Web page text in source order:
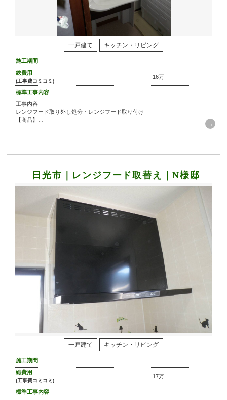
一戸建て キッチン・リビング
施工期間
総費用
(工事費コミコミ)
16万
標準工事内容
工事内容
レンジフード取り外し処分・レンジフード取り付け
【商品】
日光市｜レンジフード取替え｜N様邸
一戸建て キッチン・リビング
施工期間
総費用
(工事費コミコミ)
17万
標準工事内容